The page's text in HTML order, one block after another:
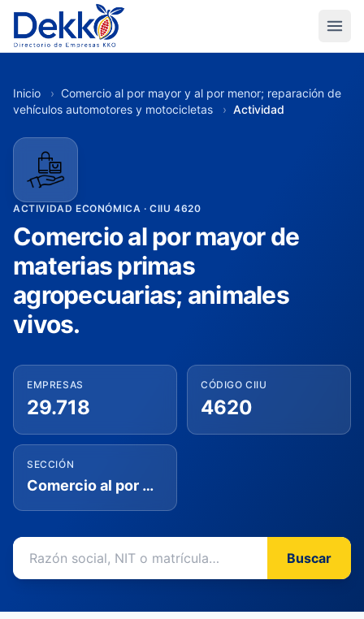
Inicio › Comercio al por mayor y al por menor; reparación de
vehículos automotores y motocicletas
› Actividad
ACTIVIDAD ECONÓMICA · CIIU 4620
Comercio al por mayor de
materias primas
agropecuarias; animales
vivos.
EMPRESAS
29.718
CÓDIGO CIIU
4620
SECCIÓN
Comercio al por mayor y al por menor; reparación de vehículos automotores y motocicletas
Buscar